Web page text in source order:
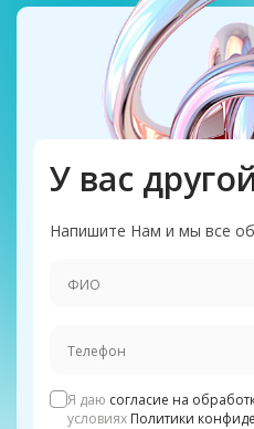
У вас
Напишите Нам и мы все
Я даю согласие на
условиях Политики